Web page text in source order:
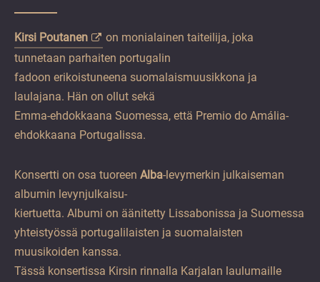
Kirsi Poutanen
on monialainen taiteilija, joka
tunnetaan parhaiten portugalin
fadoon erikoistuneena suomalaismuusikkona ja
laulajana. Hän on ollut sekä
Emma-ehdokkaana Suomessa, että Premio do Amália-
ehdokkaana Portugalissa.
Konsertti on osa tuoreen Alba-levymerkin julkaiseman
albumin levynjulkaisu-
kiertuetta. Albumi on äänitetty Lissabonissa ja Suomessa
yhteistyössä portugalilaisten ja suomalaisten
muusikoiden kanssa.
Tässä konsertissa Kirsin rinnalla Karjalan laulumaille